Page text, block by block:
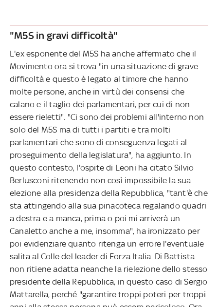
"M5S in gravi difficoltà"
L'ex esponente del M5S ha anche affermato che il
Movimento ora si trova "in una situazione di grave
difficoltà e questo è legato al timore che hanno
molte persone, anche in virtù dei consensi che
calano e il taglio dei parlamentari, per cui di non
essere rieletti". "Ci sono dei problemi all'interno non
solo del M5S ma di tutti i partiti e tra molti
parlamentari che sono di conseguenza legati al
proseguimento della legislatura", ha aggiunto. In
questo contesto, l'ospite di Leoni ha citato Silvio
Berlusconi ritenendo non così impossibile la sua
elezione alla presidenza della Repubblica, "tant'è che
sta attingendo alla sua pinacoteca regalando quadri
a destra e a manca, prima o poi mi arriverà un
Canaletto anche a me, insomma", ha ironizzato per
poi evidenziare quanto ritenga un errore l'eventuale
salita al Colle del leader di Forza Italia. Di Battista
non ritiene adatta neanche la rielezione dello stesso
presidente della Repubblica, in questo caso di Sergio
Mattarella, perché "garantire troppi poteri per troppi